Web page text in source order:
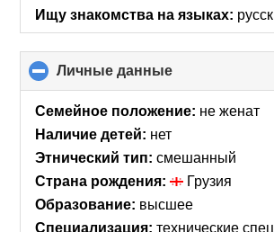
Ищу знакомства на языках:
Личные данные
to
collapse
Семейное положение: не женат
Наличие детей: нет
Этнический тип: смешанный
Страна рождения:
Грузия
Образование: высшее
Специализация: технические